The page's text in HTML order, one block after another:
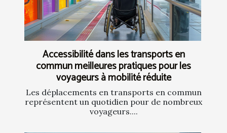
Accessibilité dans les transports en
commun meilleures pratiques pour les
voyageurs à mobilité réduite
Les déplacements en transports en commun
représentent un quotidien pour de nombreux
voyageurs....